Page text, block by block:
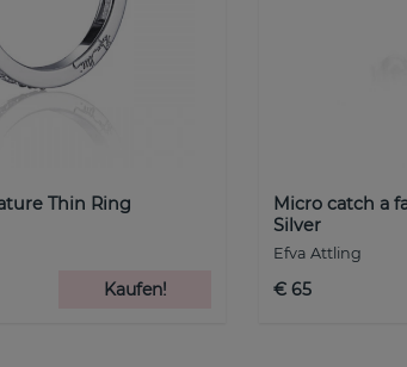
Thin Ring
Kaufen!
Micro catch a
Silver
Efva Attling
€ 65